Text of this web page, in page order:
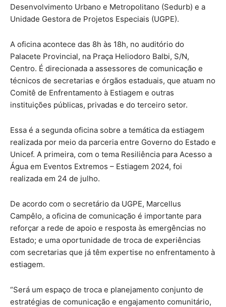
Desenvolvimento Urbano e Metropolitano (Sedurb) e a
Unidade Gestora de Projetos Especiais (UGPE).
A oficina acontece das 8h às 18h, no auditório do
Palacete Provincial, na Praça Heliodoro Balbi, S/N,
Centro. É direcionada a assessores de comunicação e
técnicos de secretarias e órgãos estaduais, que atuam no
Comitê de Enfrentamento à Estiagem e outras
instituições públicas, privadas e do terceiro setor.
Essa é a segunda oficina sobre a temática da estiagem
realizada por meio da parceria entre Governo do Estado e
Unicef. A primeira, com o tema Resiliência para Acesso a
Água em Eventos Extremos – Estiagem 2024, foi
realizada em 24 de julho.
De acordo com o secretário da UGPE, Marcellus
Campêlo, a oficina de comunicação é importante para
reforçar a rede de apoio e resposta às emergências no
Estado; e uma oportunidade de troca de experiências
com secretarias que já têm expertise no enfrentamento à
estiagem.
“Será um espaço de troca e planejamento conjunto de
estratégias de comunicação e engajamento comunitário,